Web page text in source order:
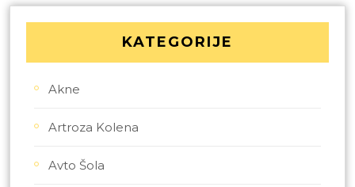
KATEGORIJE
Akne
Artroza Kolena
Avto Šola